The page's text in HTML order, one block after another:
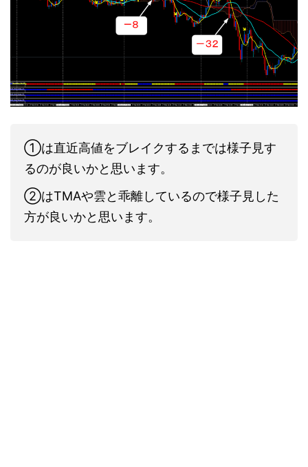
①は直近高値をブレイクするまでは様子見す
るのが良いかと思います。
②はTMAや雲と乖離しているので様子見した
方が良いかと思います。